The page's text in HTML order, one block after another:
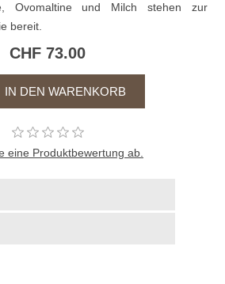
Ovomaltine und Milch stehen zur
bereit.
CHF 73.00
eine Produktbewertung ab.